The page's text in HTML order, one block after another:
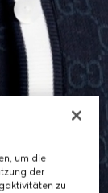
um die
der
zu